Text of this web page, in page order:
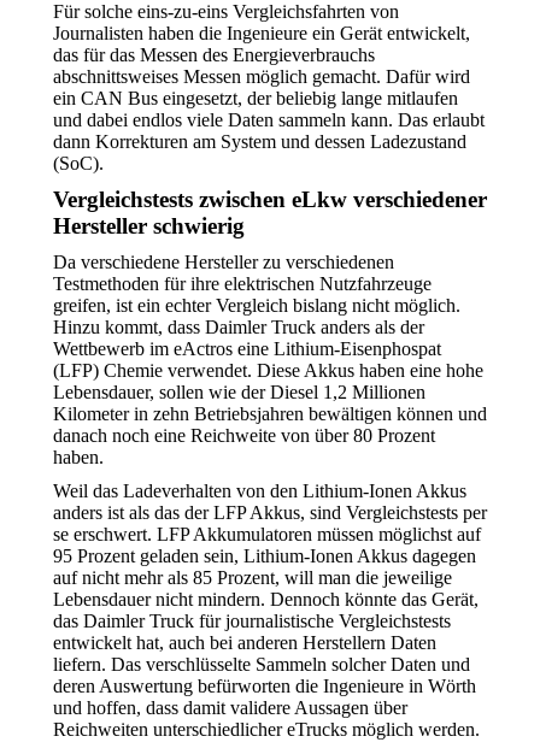
Für solche eins-zu-eins Vergleichsfahrten von
Journalisten haben die Ingenieure ein Gerät entwickelt,
das für das Messen des Energieverbrauchs
abschnittsweises Messen möglich gemacht. Dafür wird
ein CAN Bus eingesetzt, der beliebig lange mitlaufen
und dabei endlos viele Daten sammeln kann. Das erlaubt
dann Korrekturen am System und dessen Ladezustand
(SoC).
Vergleichstests zwischen eLkw verschiedener
Hersteller schwierig
Da verschiedene Hersteller zu verschiedenen
Testmethoden für ihre elektrischen Nutzfahrzeuge
greifen, ist ein echter Vergleich bislang nicht möglich.
Hinzu kommt, dass Daimler Truck anders als der
Wettbewerb im eActros eine Lithium-Eisenphospat
(LFP) Chemie verwendet. Diese Akkus haben eine hohe
Lebensdauer, sollen wie der Diesel 1,2 Millionen
Kilometer in zehn Betriebsjahren bewältigen können und
danach noch eine Reichweite von über 80 Prozent
haben.
Weil das Ladeverhalten von den Lithium-Ionen Akkus
anders ist als das der LFP Akkus, sind Vergleichstests per
se erschwert. LFP Akkumulatoren müssen möglichst auf
95 Prozent geladen sein, Lithium-Ionen Akkus dagegen
auf nicht mehr als 85 Prozent, will man die jeweilige
Lebensdauer nicht mindern. Dennoch könnte das Gerät,
das Daimler Truck für journalistische Vergleichstests
entwickelt hat, auch bei anderen Herstellern Daten
liefern. Das verschlüsselte Sammeln solcher Daten und
deren Auswertung befürworten die Ingenieure in Wörth
und hoffen, dass damit validere Aussagen über
Reichweiten unterschiedlicher eTrucks möglich werden.